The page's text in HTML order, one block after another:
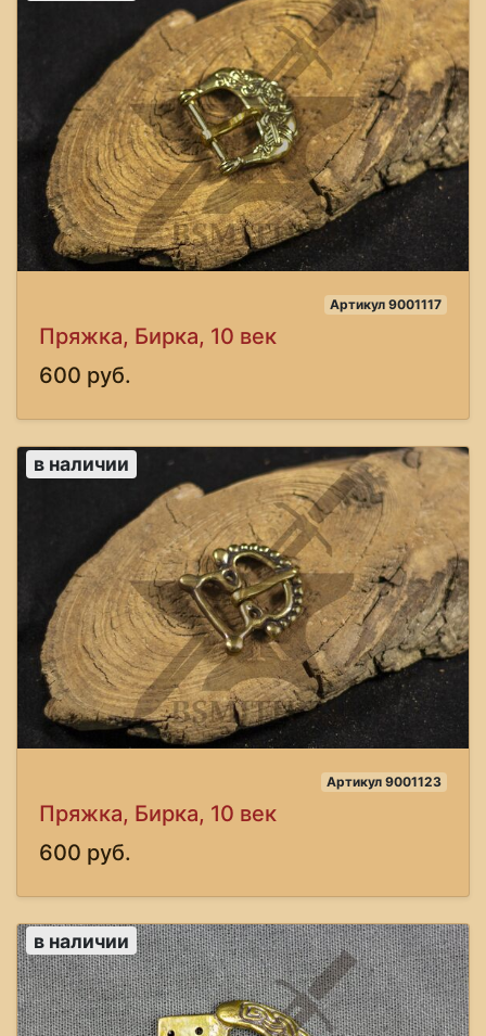
Артикул 9001117
Пряжка, Бирка, 10 век
600 руб.
в наличии
Артикул 9001123
Пряжка, Бирка, 10 век
600 руб.
в наличии